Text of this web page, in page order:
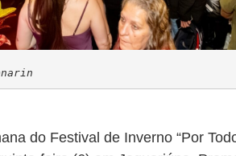
do Festival de Inverno “Por